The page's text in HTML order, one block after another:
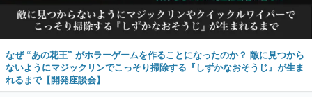
なぜ “あの花王” がホラーゲームを作ることになったのか？ 敵に見つから
ないようにマジックリンでこっそり掃除する『しずかなおそうじ』が生ま
れるまで【開発座談会】